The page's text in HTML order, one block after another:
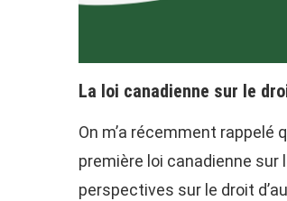
La loi canadienne sur le
On m’a récemment rappelé
première loi canadienne sur
perspectives sur le droit